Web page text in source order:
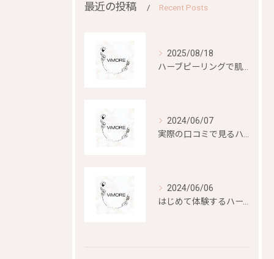
最近の投稿 Recent Posts
2025/08/18
2024/06/07
2024/06/06